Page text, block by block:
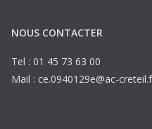
NOUS CONTACTER
Tel : 01 45 73 63 00
Mail : ce.0940129e@ac-